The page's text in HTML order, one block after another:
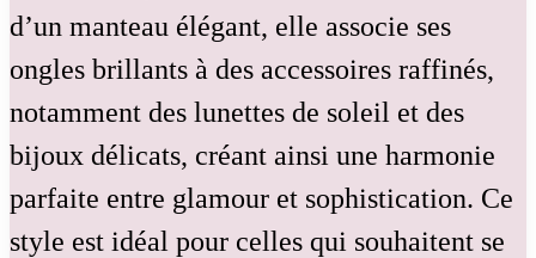
d’un manteau élégant, elle associe ses
ongles brillants à des accessoires raffinés,
notamment des lunettes de soleil et des
bijoux délicats, créant ainsi une harmonie
parfaite entre glamour et sophistication. Ce
style est idéal pour celles qui souhaitent se